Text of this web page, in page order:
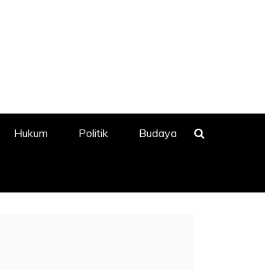
Hukum Politik Budaya